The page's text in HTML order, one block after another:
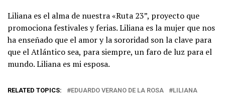
Liliana es el alma de nuestra «Ruta 23”, proyecto que
promociona festivales y ferias. Liliana es la mujer que nos
ha enseñado que el amor y la sororidad son la clave para
que el Atlántico sea, para siempre, un faro de luz para el
mundo. Liliana es mi esposa.
RELATED TOPICS: EDUARDO VERANO DE LA ROSA LILIANA